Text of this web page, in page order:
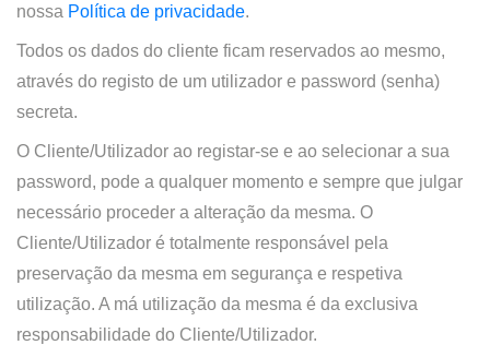
nossa Política de privacidade.
Todos os dados do cliente ficam reservados ao mesmo,
através do registo de um utilizador e password (senha)
secreta.
O Cliente/Utilizador ao registar-se e ao selecionar a sua
password, pode a qualquer momento e sempre que julgar
necessário proceder a alteração da mesma. O
Cliente/Utilizador é totalmente responsável pela
preservação da mesma em segurança e respetiva
utilização. A má utilização da mesma é da exclusiva
responsabilidade do Cliente/Utilizador.